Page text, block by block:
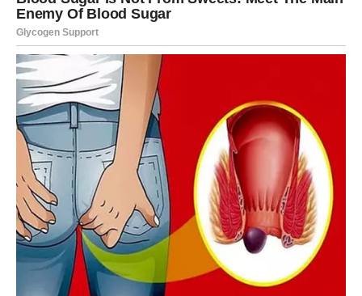
2. Priprema karamel nadjeva:
U loncu pomiješajte šećer, kakao i kukuruzni škrob.
Polako dodajte mlijeko, miješajući kako biste izbjegli
grudice. Stavite lonac na srednju vatru i kuhajte uz stalno
miješanje dok se smjesa ne zgusne i počne ključati.
Maknite lonac s vatre i umiješajte tamnu čokoladu i
maslac dok se potpuno ne otope i smjesa postane